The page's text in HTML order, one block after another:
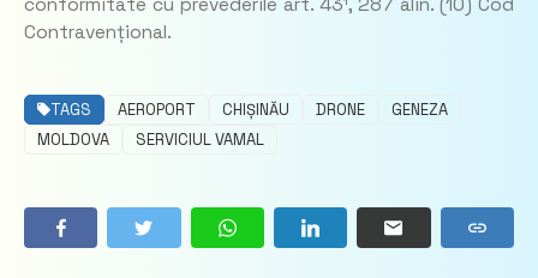
conformitate cu prevederile art. 43¹, 287 alin. (10) Cod
Contravențional.
TAGS AEROPORT CHIȘINĂU DRONE
GENEZA
MOLDOVA
SERVICIUL VAMAL